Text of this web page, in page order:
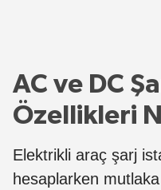
AC ve DC
Özellikleri
Elektrikli araç şarj
hesaplarken